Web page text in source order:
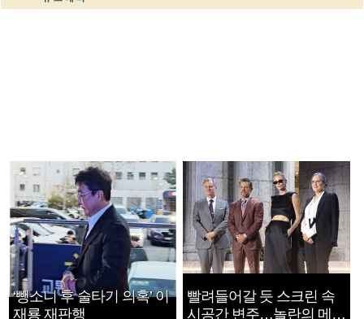
‘뺑소니 후 술타기 의혹’ 이
재룡 재판행
빨려들어갈 듯 스크린 속
시공간 변주…놀란의 메시